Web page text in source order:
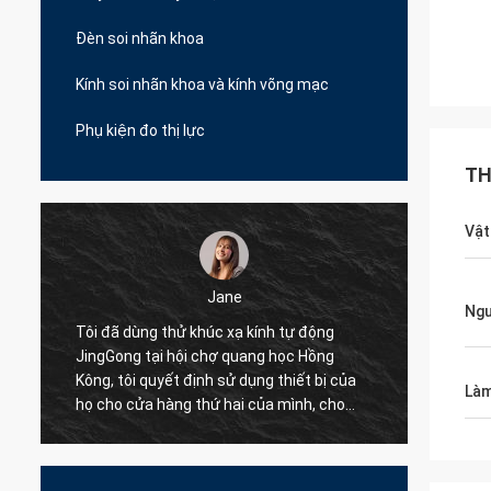
Đèn soi nhãn khoa
Kính soi nhãn khoa và kính võng mạc
Phụ kiện đo thị lực
Jane
Tôi đã dùng thử khúc xạ kính tự động
JingGong tại hội chợ quang học Hồng
Kông, tôi quyết định sử dụng thiết bị của
họ cho cửa hàng thứ hai của mình, cho
đến nay tất cả 10 cửa hàng của tôi trên
tốt